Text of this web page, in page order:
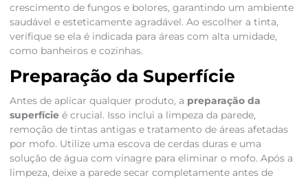
crescimento de fungos e bolores, garantindo um ambiente
saudável e esteticamente agradável. Ao escolher a tinta,
verifique se ela é indicada para áreas com alta umidade,
como banheiros e cozinhas.
Preparação da Superfície
Antes de aplicar qualquer produto, a preparação da
superfícieé crucial. Isso inclui a limpeza da parede,
remoção de tintas antigas e tratamento de áreas afetadas
por mofo. Utilize uma escova de cerdas duras e uma
solução de água com vinagre para eliminar o mofo. Após a
limpeza, deixe a parede secar completamente antes de